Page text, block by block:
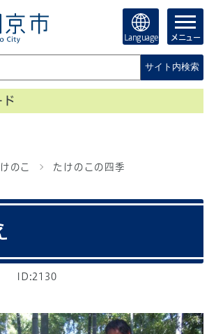
Language メニュー
サイト内検索
ド
のこ たけのこの四季
ID:2130